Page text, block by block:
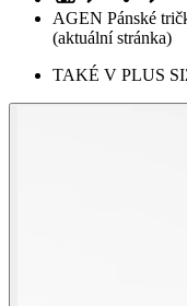
AGEN Pánské
(aktuální stránka)
TAKÉ V PLUS